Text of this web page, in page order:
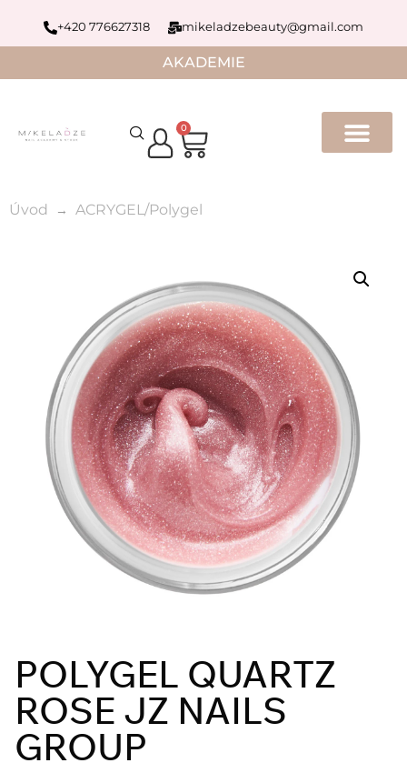
+420 776627318 mikeladzebeauty@gmail.com
AKADEMIE
0
Úvod ACRYGEL/Polygel
POLYGEL QUARTZ
ROSE JZ NAILS
GROUP